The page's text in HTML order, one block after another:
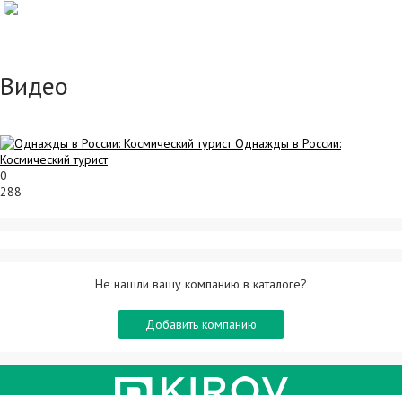
Видео
Однажды в России:
Космический турист
0
288
Не нашли вашу компанию в каталоге?
Добавить компанию